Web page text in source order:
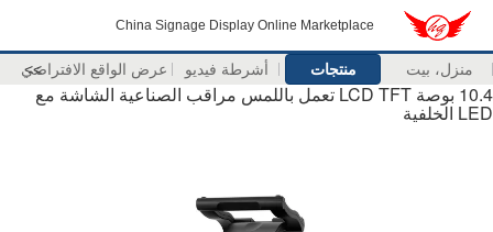
China Signage Display Online Marketplace
منزل، بيت منتجات أشرطة فيديو عرض الواقع الافتراضي
>>
10.4 بوصة LCD TFT تعمل باللمس مراقب الصناعية الشاشة مع
LED الخلفية